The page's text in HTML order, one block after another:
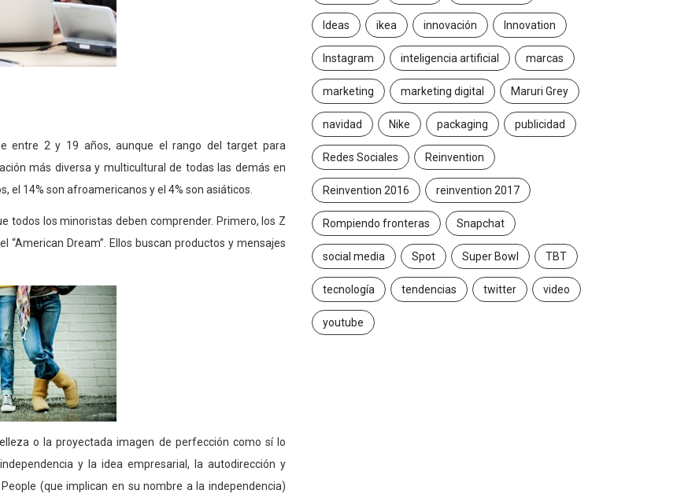
entre 2 y 19 años, aunque el rango del target para
más diversa y multicultural de todas las demás en
el 14% son afroamericanos y el 4% son asiáticos.
todos los minoristas deben comprender. Primero, los Z
Dream”. Ellos buscan productos y mensajes
o la proyectada imagen de perfección como sí lo
y la idea empresarial, la autodirección y
(que implican en su nombre a la independencia)
Ideas ikea innovación Innovation
Instagram inteligencia artificial marcas
marketing marketing digital Maruri Grey
navidad Nike packaging publicidad
Redes Sociales Reinvention
Reinvention 2016 reinvention 2017
Rompiendo fronteras Snapchat
social media Spot Super Bowl TBT
tecnología tendencias twitter video
youtube